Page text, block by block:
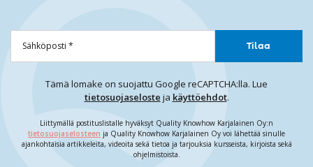
Tämä lomake on suojattu Google reCAPTCHA:lla. Lue
tietosuojaseloste ja käyttöehdot.
Liittymällä postituslistalle hyväksyt Quality Knowhow Karjalainen Oy:n
tietosuojaselosteen ja Quality Knowhow Karjalainen Oy voi lähettää sinulle
ajankohtaisia artikkeleita, videoita sekä tietoa ja tarjouksia kursseista, kirjoista sekä
ohjelmistoista.